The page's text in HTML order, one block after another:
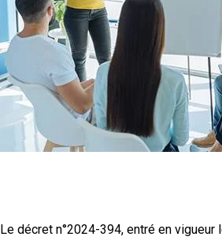
Le décret n°2024-394, entré en vigueur